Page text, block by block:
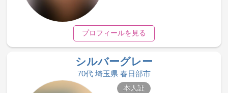
プロフィールを見る
シルバーグレー
70代 埼玉県 春日部市
本人証